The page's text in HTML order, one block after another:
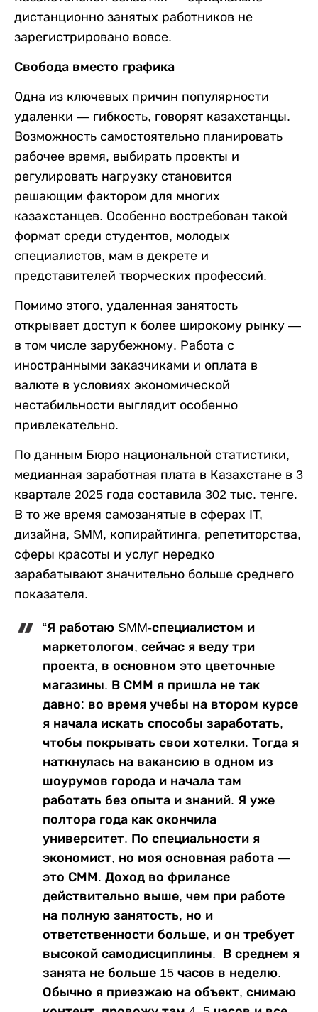
дистанционно занятых работников не
зарегистрировано вовсе.
Свобода вместо графика
Одна из ключевых причин популярности
удаленки — гибкость, говорят казахстанцы.
Возможность самостоятельно планировать
рабочее время, выбирать проекты и
регулировать нагрузку становится
решающим фактором для многих
казахстанцев. Особенно востребован такой
формат среди студентов, молодых
специалистов, мам в декрете и
представителей творческих профессий.
Помимо этого, удаленная занятость
открывает доступ к более широкому рынку —
в том числе зарубежному. Работа с
иностранными заказчиками и оплата в
валюте в условиях экономической
нестабильности выглядит особенно
привлекательно.
По данным Бюро национальной статистики,
медианная заработная плата в Казахстане в 3
квартале 2025 года составила 302 тыс. тенге.
В то же время самозанятые в сферах IT,
дизайна, SMM, копирайтинга, репетиторства,
сферы красоты и услуг нередко
зарабатывают значительно больше среднего
показателя.
“Я работаю SMM-специалистом и
маркетологом, сейчас я веду три
проекта, в основном это цветочные
магазины. В СММ я пришла не так
давно: во время учебы на втором курсе
я начала искать способы заработать,
чтобы покрывать свои хотелки. Тогда я
наткнулась на вакансию в одном из
шоурумов города и начала там
работать без опыта и знаний. Я уже
полтора года как окончила
университет. По специальности я
экономист, но моя основная работа —
это СММ. Доход во фрилансе
действительно выше, чем при работе
на полную занятость, но и
ответственности больше, и он требует
высокой самодисциплины. В среднем я
занята не больше 15 часов в неделю.
Обычно я приезжаю на объект, снимаю